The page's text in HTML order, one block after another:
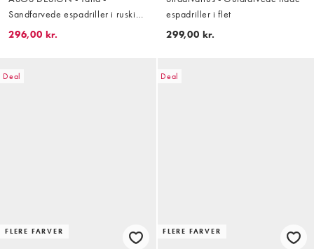
Sandfarvede espadriller i ruskind
med kilehæl
296,00 kr.
espadriller i flet
299,00 kr.
Deal
FLERE FARVER
Deal
FLERE FARVER